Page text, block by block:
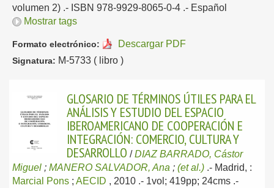
volumen 2) .- ISBN 978-9929-8065-0-4 .- Español
Mostrar tags
Formato electrónico: Descargar PDF
Signatura: M-5733 ( libro )
GLOSARIO DE TÉRMINOS ÚTILES PARA EL
ANÁLISIS Y ESTUDIO DEL ESPACIO
IBEROAMERICANO DE COOPERACIÓN E
INTEGRACIÓN: COMERCIO, CULTURA Y
DESARROLLO /DIAZ BARRADO, Cástor
Miguel ; MANERO SALVADOR, Ana ; (et al.) .- Madrid, :
Marcial Pons ; AECID , 2010 .- 1vol; 419pp; 24cms .-